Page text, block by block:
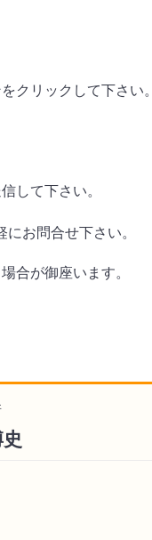
クリックして下さい。
して下さい。
にお問合せ下さい。
合が御座います。